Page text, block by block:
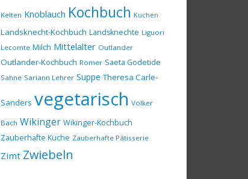
Kelten Knoblauch Kochbuch Kuchen
Landsknecht-Kochbuch Landsknechte Liguori
Lecomte Milch Mittelalter Outlander
Outlander-Kochbuch Römer Saeta Godetide
Sahne Sariann Lehrer Suppe Theresa Carle-
Sanders vegetarisch Volker
Bach Wikinger Wikinger-Kochbuch
Zauberhafte Küche Zauberhafte Pâtisserie
Zimt Zwiebeln